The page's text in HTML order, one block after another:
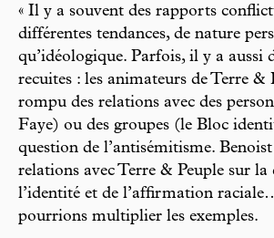
« Il y a souvent des rapports
différentes tendances, de nature
qu’idéologique. Parfois, il y a aussi
recuites : les animateurs de Terre &
rompu des relations avec des
Faye) ou des groupes (le Bloc
question de l’antisémitisme.
relations avec Terre & Peuple sur la
l’identité et de l’affirmation
pourrions multiplier les exemples.